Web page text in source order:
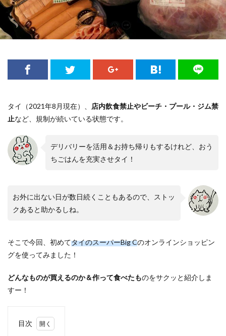
タイ（2021年8月現在）、
店内飲食禁止やビーチ・プール・ジム禁
止など、規制が続いている状態です。
デリバリーを活用＆お持ち帰りもするけれど、おう
ちごはんを充実させタイ！
お外に出ない日が数日続くこともあるので、ストッ
クあると助かるしね。
そこで今回、初めてタイのスーパーBig Cのオンラインショッピン
グを使ってみました！
どんなものが買えるのか＆作って食べたものをサクッと紹介しま
すー！
目次